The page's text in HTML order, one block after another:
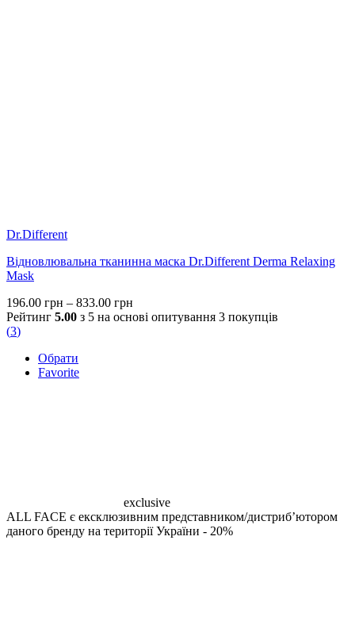
Dr.Different
Відновлювальна тканинна маска Dr.Different Derma Relaxing
Mask
196.00 грн – 833.00 грн
range:
Рейтинг 5.00 з 5 на основі опитування 3 покупців
(3)
Обрати
Favorite
exclusive
ALL FACE є ексклюзивним представником/дистрибʼютором
даного бренду на території України - 20%